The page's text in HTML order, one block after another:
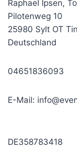
Raphael Ipsen,
Pilotenweg 10
25980 Sylt OT
Deutschland
04651836093
E-Mail:
DE358783418